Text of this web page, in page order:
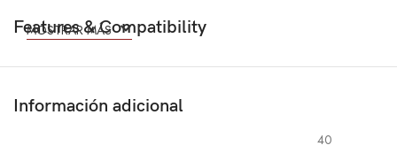
Features & Compatibility
MOSTRAR MÁS
Información adicional
40